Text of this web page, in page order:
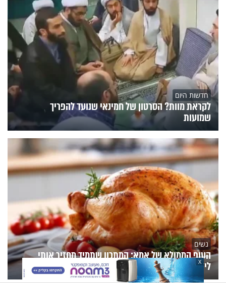
חדשות היום
לקראת מוות? הסרטון של חמינאי שנועד להפריך
שמועות
נשים
העוף הממולא של אמא: המתכון שתמיד מחזיר אותי
לילדות
X